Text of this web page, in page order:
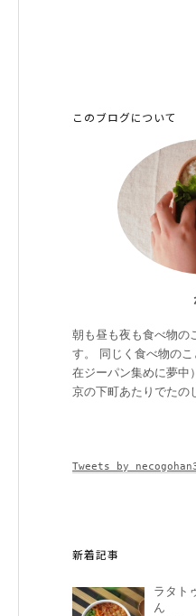
このブログについて
朝も昼も夜も食べ物の
す。 同じく食べ物の
在ジーパン集めに夢中
京の下町あたりでたの
Tweets by
新着記事
ラタト
ん